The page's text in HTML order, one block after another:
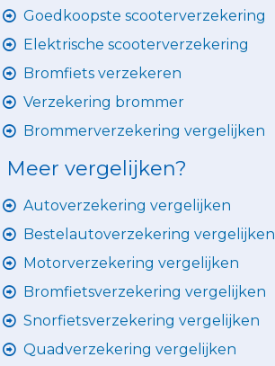
Goedkoopste scooterverzekering
Elektrische scooterverzekering
Bromfiets verzekeren
Verzekering brommer
Brommerverzekering vergelijken
Meer vergelijken?
Autoverzekering vergelijken
Bestelautoverzekering vergelijken
Motorverzekering vergelijken
Bromfietsverzekering vergelijken
Snorfietsverzekering vergelijken
Quadverzekering vergelijken